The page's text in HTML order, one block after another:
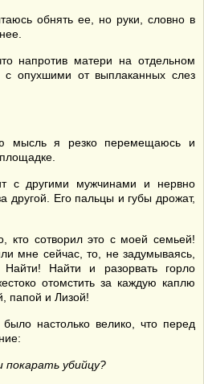
обнять ее, но руки, словно в
напротив матери на отдельном
с опухшими от выплаканных слез
мысль я резко перемещаюсь и
с другими мужчинами и нервно
другой. Его пальцы и губы дрожат,
кто сотворил это с моей семьей!
мне сейчас, то, не задумываясь,
Найти и разорвать горло
отомстить за каждую каплю
папой и Лизой!
настолько велико, что перед
убийцу?